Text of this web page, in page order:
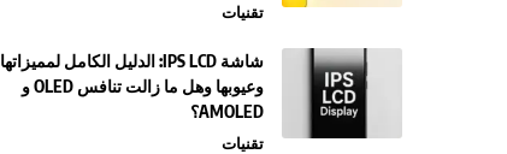
تقنيات
شاشة IPS LCD: الدليل الكامل لمميزاتها
وعيوبها وهل ما زالت تنافس OLED و
AMOLED؟
تقنيات